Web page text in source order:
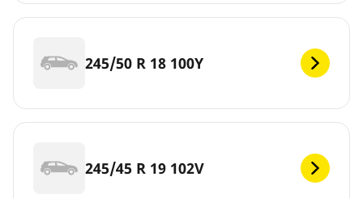
245/50 R 18 100Y
245/45 R 19 102V